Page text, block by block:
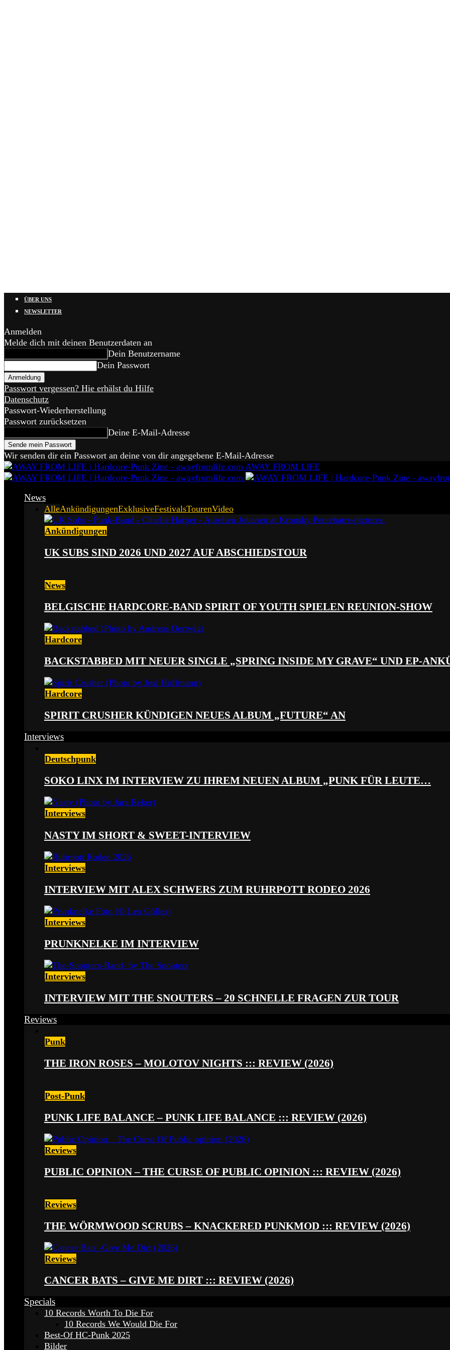
ÜBER UNS
NEWSLETTER
Anmelden
Melde dich mit deinen Benutzerdaten an
Dein Benutzername
Dein Passwort
Passwort vergessen? Hie erhälst du Hilfe
Datenschutz
Passwort-Wiederherstellung
Passwort zurücksetzen
Deine E-Mail-Adresse
Wir senden dir ein Passwort an deine von dir angegebene E-Mail-Adresse
AWAY FROM LIFE
News
AlleAnkündigungenExklusiveFestivalsTourenVideo
Ankündigungen
UK SUBS SIND 2026 UND 2027 AUF ABSCHIEDSTOUR
News
BELGISCHE HARDCORE-BAND SPIRIT OF YOUTH SPIELEN REUNION-SHOW
Hardcore
BACKSTABBED MIT NEUER SINGLE „SPRING INSIDE MY GRAVE“ UND EP-
Hardcore
SPIRIT CRUSHER KÜNDIGEN NEUES ALBUM „FUTURE“ AN
Interviews
Deutschpunk
SOKO LINX IM INTERVIEW ZU IHREM NEUEN ALBUM „PUNK FÜR LEUTE…
Interviews
NASTY IM SHORT & SWEET-INTERVIEW
Interviews
INTERVIEW MIT ALEX SCHWERS ZUM RUHRPOTT RODEO 2026
Interviews
PRUNKNELKE IM INTERVIEW
Interviews
INTERVIEW MIT THE SNOUTERS – 20 SCHNELLE FRAGEN ZUR TOUR
Reviews
Punk
THE IRON ROSES – MOLOTOV NIGHTS ::: REVIEW (2026)
Post-Punk
PUNK LIFE BALANCE – PUNK LIFE BALANCE ::: REVIEW (2026)
Reviews
PUBLIC OPINION – THE CURSE OF PUBLIC OPINION ::: REVIEW (2026)
Reviews
THE WÖRMWOOD SCRUBS – KNACKERED PUNKMOD ::: REVIEW (2026)
Reviews
CANCER BATS – GIVE ME DIRT ::: REVIEW (2026)
Specials
10 Records Worth To Die For
10 Records We Would Die For
Best-Of HC-Punk 2025
Bilder